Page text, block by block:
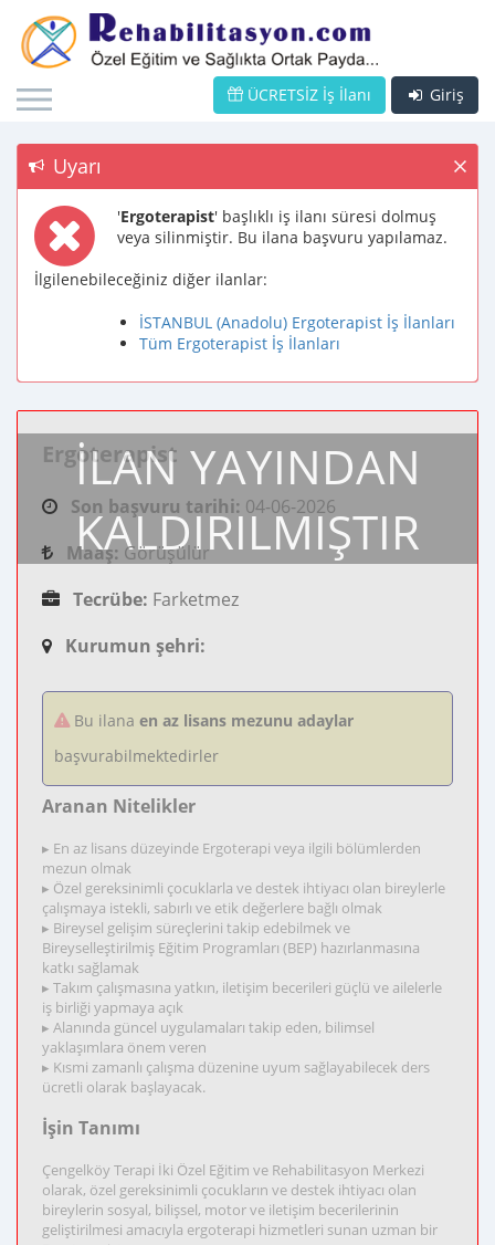
Giriş
ÜCRETSİZ İş İlanı
Uyarı
'Ergoterapist' başlıklı iş ilanı süresi dolmuş
veya silinmiştir. Bu ilana başvuru yapılamaz.
İlgilenebileceğiniz diğer ilanlar:
İSTANBUL (Anadolu) Ergoterapist İş İlanları
Tüm Ergoterapist İş İlanları
İLAN YAYINDAN
KALDIRILMIŞTIR
Ergoterapist
Son başvuru tarihi: 04-06-2026
Maaş: Görüşülür
Tecrübe: Farketmez
Kurumun şehri:
Bu ilana en az lisans mezunu adaylar
başvurabilmektedirler
Aranan Nitelikler
▸ En az lisans düzeyinde Ergoterapi veya ilgili bölümlerden
mezun olmak
▸ Özel gereksinimli çocuklarla ve destek ihtiyacı olan bireylerle
çalışmaya istekli, sabırlı ve etik değerlere bağlı olmak
▸ Bireysel gelişim süreçlerini takip edebilmek ve
Bireyselleştirilmiş Eğitim Programları (BEP) hazırlanmasına
katkı sağlamak
▸ Takım çalışmasına yatkın, iletişim becerileri güçlü ve ailelerle
iş birliği yapmaya açık
▸ Alanında güncel uygulamaları takip eden, bilimsel
yaklaşımlara önem veren
▸ Kısmi zamanlı çalışma düzenine uyum sağlayabilecek ders
ücretli olarak başlayacak.
İşin Tanımı
Çengelköy Terapi İki Özel Eğitim ve Rehabilitasyon Merkezi
olarak, özel gereksinimli çocukların ve destek ihtiyacı olan
bireylerin sosyal, bilişsel, motor ve iletişim becerilerinin
geliştirilmesi amacıyla ergoterapi hizmetleri sunan uzman bir